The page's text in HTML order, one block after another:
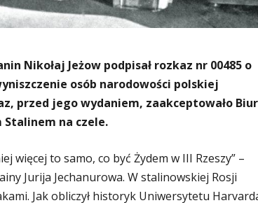
Nikołaj Jeżow podpisał rozkaz nr 00485 o
osób narodowości polskiej
przed jego wydaniem, zaakceptowało
Stalinem na czele.
więcej to samo, co być Żydem w III Rzeszy” –
Jurija Jechanurowa. W stalinowskiej Rosji
Jak obliczył historyk Uniwersytetu